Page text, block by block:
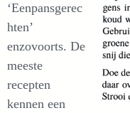
‘Eenpansgerec
hten’
enzovoorts. De
meeste
recepten
kennen een